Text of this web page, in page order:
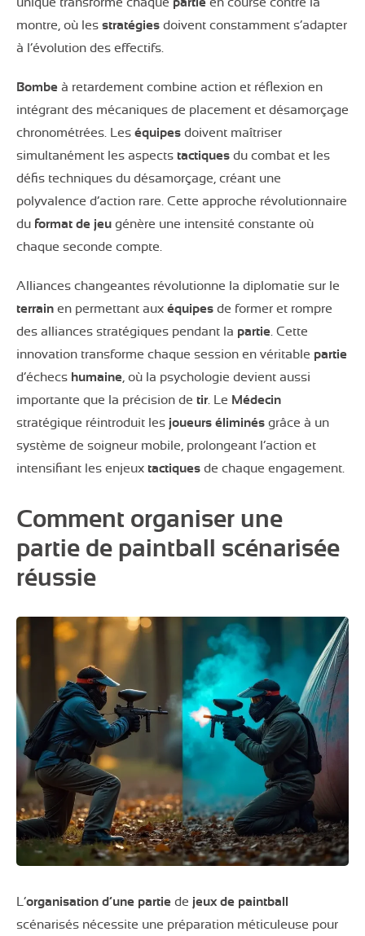
montre, où les stratégies doivent constamment s’adapter
à l’évolution des effectifs.
Bombe à retardement combine action et réflexion en
intégrant des mécaniques de placement et désamorçage
chronométrées. Les équipes doivent maîtriser
simultanément les aspects tactiques du combat et les
défis techniques du désamorçage, créant une
polyvalence d’action rare. Cette approche révolutionnaire
du format de jeu génère une intensité constante où
chaque seconde compte.
Alliances changeantes révolutionne la diplomatie sur le
terrain en permettant aux équipes de former et rompre
des alliances stratégiques pendant la partie . Cette
innovation transforme chaque session en véritable partie
d’échecs humaine , où la psychologie devient aussi
importante que la précision de tir. Le Médecin
stratégique réintroduit les joueurs éliminés grâce à un
système de soigneur mobile, prolongeant l’action et
intensifiant les enjeux tactiques de chaque engagement.
Comment organiser une
partie de paintball scénarisée
réussie
L’organisation d’une partie de jeux de paintball
scénarisés nécessite une préparation méticuleuse pour